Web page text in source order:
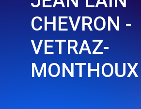
CHEVRON -
VETRAZ-